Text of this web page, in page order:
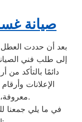
صيانة
بعد أن حددت العطل
إلى طلب فني
دائمًا بالتأكد من
الإعلانات
معروفة، ما قد يعرضك لعمليات النصب.
في ما يلي جمعنا